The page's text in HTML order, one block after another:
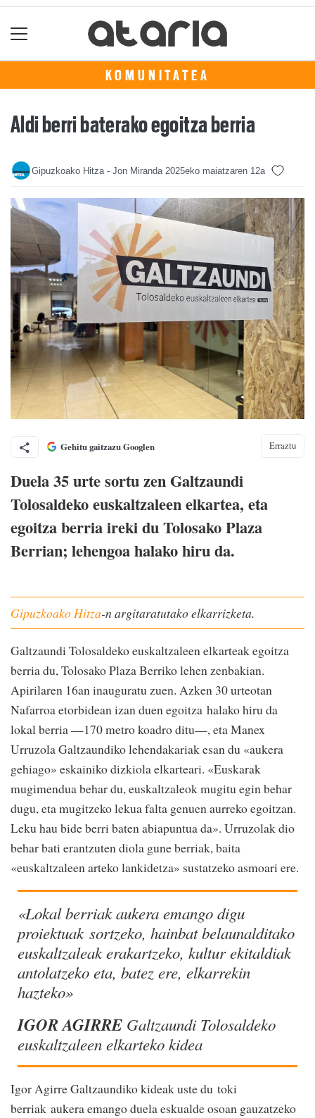
KOMUNITATEA
Aldi berri baterako egoitza berria
Gipuzkoako Hitza - Jon Miranda 2025eko maiatzaren 12a
Gehitu gaitzazu Googlen Erraztu
Duela 35 urte sortu zen Galtzaundi
Tolosaldeko euskaltzaleen elkartea, eta
egoitza berria ireki du Tolosako Plaza
Berrian; lehengoa halako hiru da.
Gipuzkoako Hitza-n argitaratutako elkarrizketa.
Galtzaundi Tolosaldeko euskaltzaleen elkarteak egoitza
berria du, Tolosako Plaza Berriko lehen zenbakian.
Apirilaren 16an inauguratu zuen. Azken 30 urteotan
Nafarroa etorbidean izan duen egoitza halako hiru da
lokal berria —170 metro koadro ditu—, eta Manex
Urruzola Galtzaundiko lehendakariak esan du «aukera
gehiago» eskainiko dizkiola elkarteari. «Euskarak
mugimendua behar du, euskaltzaleok mugitu egin behar
dugu, eta mugitzeko lekua falta genuen aurreko egoitzan.
Leku hau bide berri baten abiapuntua da». Urruzolak dio
behar bati erantzuten diola gune berriak, baita
«euskaltzaleen arteko lankidetza» sustatzeko asmoari ere.
«Lokal berriak aukera emango digu
proiektuak sortzeko, hainbat belaunalditako
euskaltzaleak erakartzeko, kultur ekitaldiak
antolatzeko eta, batez ere, elkarrekin
hazteko»
IGOR AGIRRE Galtzaundi Tolosaldeko
euskaltzaleen elkarteko kidea
Igor Agirre Galtzaundiko kideak uste du toki
berriak aukera emango duela eskualde osoan gauzatzeko